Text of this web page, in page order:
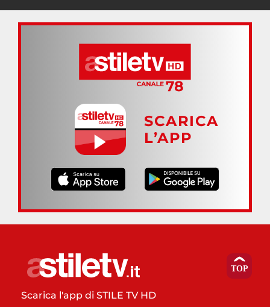
SCARICA
L’APP
Scarica l'app di STILE TV HD